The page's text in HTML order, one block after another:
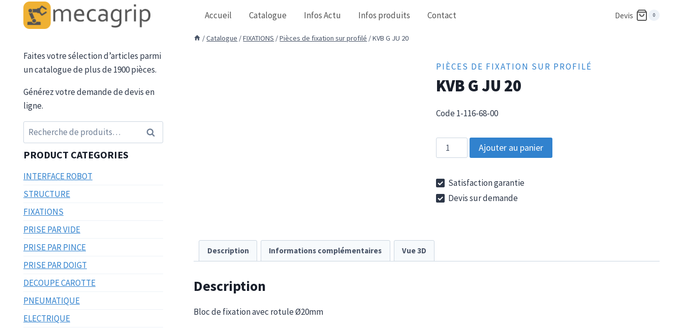
Accueil Catalogue Infos Actu Infos produits Contact Devis 0
/Catalogue /FIXATIONS /Pièces de fixation sur profilé /KVB G JU 20
PIÈCES DE FIXATION SUR PROFILÉ
KVB G JU 20
Code 1-116-68-00
quantité
de
G
JU
Ajouter au panier
Satisfaction garantie
Devis sur demande
Description Informations complémentaires Vue 3D
Description
Bloc de fixation avec rotule Ø20mm
Faites votre sélection d’articles parmi
un catalogue de plus de 1900 pièces.
Générez votre demande de devis en
ligne.
Recherche
pour :
Recherche
PRODUCT CATEGORIES
INTERFACE ROBOT
STRUCTURE
FIXATIONS
PRISE PAR VIDE
PRISE PAR PINCE
PRISE PAR DOIGT
DECOUPE CAROTTE
PNEUMATIQUE
ELECTRIQUE